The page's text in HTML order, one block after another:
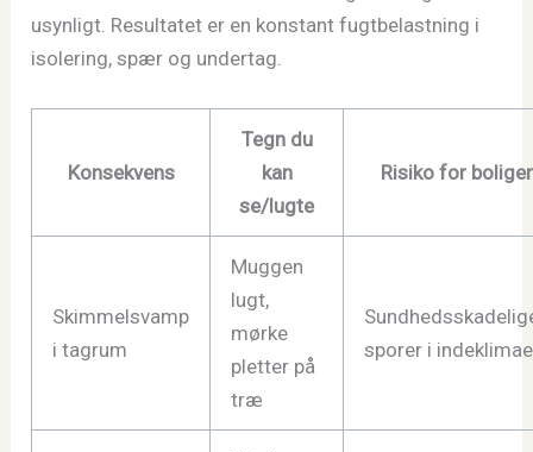
usynligt. Resultatet er en konstant fugtbelastning i
isolering, spær og undertag.
Konsekvens
Tegn du
kan
se/lugte
Risiko for
Skimmelsvamp
i tagrum
Muggen
lugt,
mørke
pletter på
træ
sporer i